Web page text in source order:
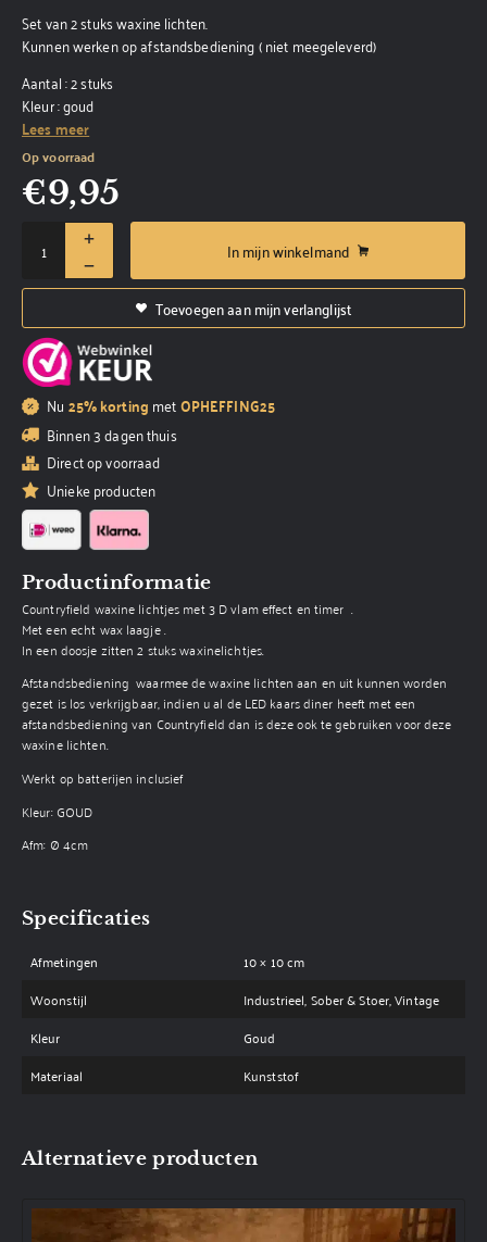
Set van 2 stuks waxine lichten.
Kunnen werken op afstandsbediening ( niet meegeleverd)
Aantal : 2 stuks
Kleur : goud
Lees meer
Op voorraad
€9,95
In mijn winkelmand
Toevoegen aan mijn verlanglijst
Nu 25% korting metOPHEFFING25
Binnen 3 dagen thuis
Direct op voorraad
Unieke producten
Productinformatie
Countryfield waxine lichtjes met 3 D vlam effect en timer .
Met een echt wax laagje .
In een doosje zitten 2 stuks waxinelichtjes.
Afstandsbediening waarmee de waxine lichten aan en uit kunnen worden
gezet is los verkrijgbaar, indien u al de LED kaars diner heeft met een
afstandsbediening van Countryfield dan is deze ook te gebruiken voor deze
waxine lichten.
Werkt op batterijen inclusief
Kleur: GOUD
Afm: Ø 4cm
Specificaties
Afmetingen
10 × 10 cm
Woonstijl
Industrieel, Sober & Stoer, Vintage
Kleur
Goud
Materiaal
Kunststof
Alternatieve producten